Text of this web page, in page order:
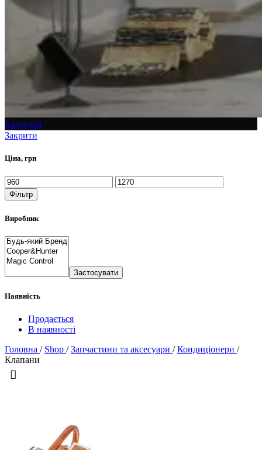
Категорії
Закрити
Ціна, грн
Фільтр
Виробник
Застосувати
Наявність
Продається
В наявності
Головна / Shop / Запчастини та аксесуари / Кондиціонери /
Клапани